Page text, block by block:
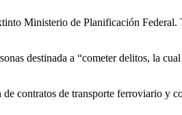
Ministerio de Planificación Federal.
destinada a “cometer delitos, la
contratos de transporte ferroviario y